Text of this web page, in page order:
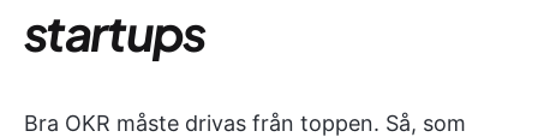
startups
Bra OKR måste drivas från toppen. Så, som